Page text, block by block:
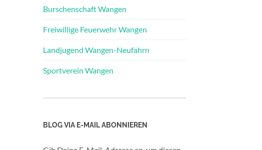
Burschenschaft Wangen
Freiwillige Feuerwehr Wangen
Landjugend Wangen-Neufahrn
Sportverein Wangen
BLOG VIA E-MAIL ABONNIEREN